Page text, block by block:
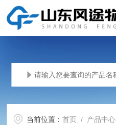
当前位置：首页 / 产品中心